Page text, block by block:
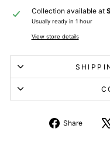
Collection available at
Usually ready in 1 hour
View store details
Share
Share